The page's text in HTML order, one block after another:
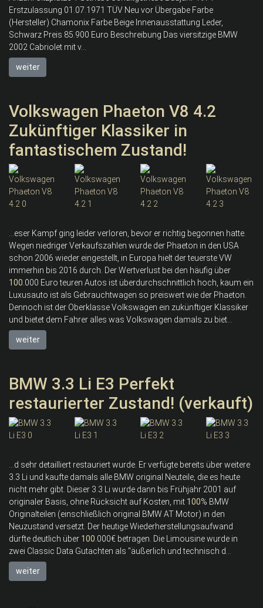
Erstzulassung 01.07.1971 TÜV Neu vor Übergabe Farbe
(Hersteller) Chamonix Farbe Beige Innenausstattung Leder,
Schwarz Preis 85.900 Euro Beschreibung Das viersitzige BMW
2002 Cabriolet mit v...
weiter
Volkswagen Phaeton V8 4.2
Zukünftiger Klassiker in
fantastischem Zustand!
...eser Kampf ging leider verloren, bevor er richtig begonnen hatte.
Wegen niedriger Verkaufszahlen wurde der Phaeton in den USA
schon 2006 wieder eingestellt, in Europa hielt der teuerste VW
immerhin bis 2016 durch. Der Wertverlust bei den häufig über
100 .000 Euro teuren Autos ist überdurchschnittlich hoch, kaum ein
Luxusauto ist als Gebrauchtwagen so preiswert wie der Phaeton.
Dennoch ist der Oberklasse Volkswagen ein zukünftiger Klassiker
und bietet dem Fahrer alles was Volkswagen damals zu biet...
weiter
BMW 3.3 Li E3 Perfekt
restaurierter Zustand! (verkauft)
...d sehr detailliert restauriert wurde. Er verfügte bereits über weitere
3.3 Li und kaufte damals alle BMW original Neuteile, die es heute
nicht mehr gibt. Dieser 3.3 Li wurde dann bis Frühjahr 2001 auf
originaler Basis, ohne Rücksicht auf Kosten, mit 100% BMW
Originalteilen (einschließlich original BMW AT Motor) in den
Neuzustand versetzt. Der heutige Wiederherstellungsaufwand
dürfte deutlich über 100 .000€ betragen. Die Limousine wurde in
zwei Classic Data Gutachten als "äußerlich und technisch d...
weiter